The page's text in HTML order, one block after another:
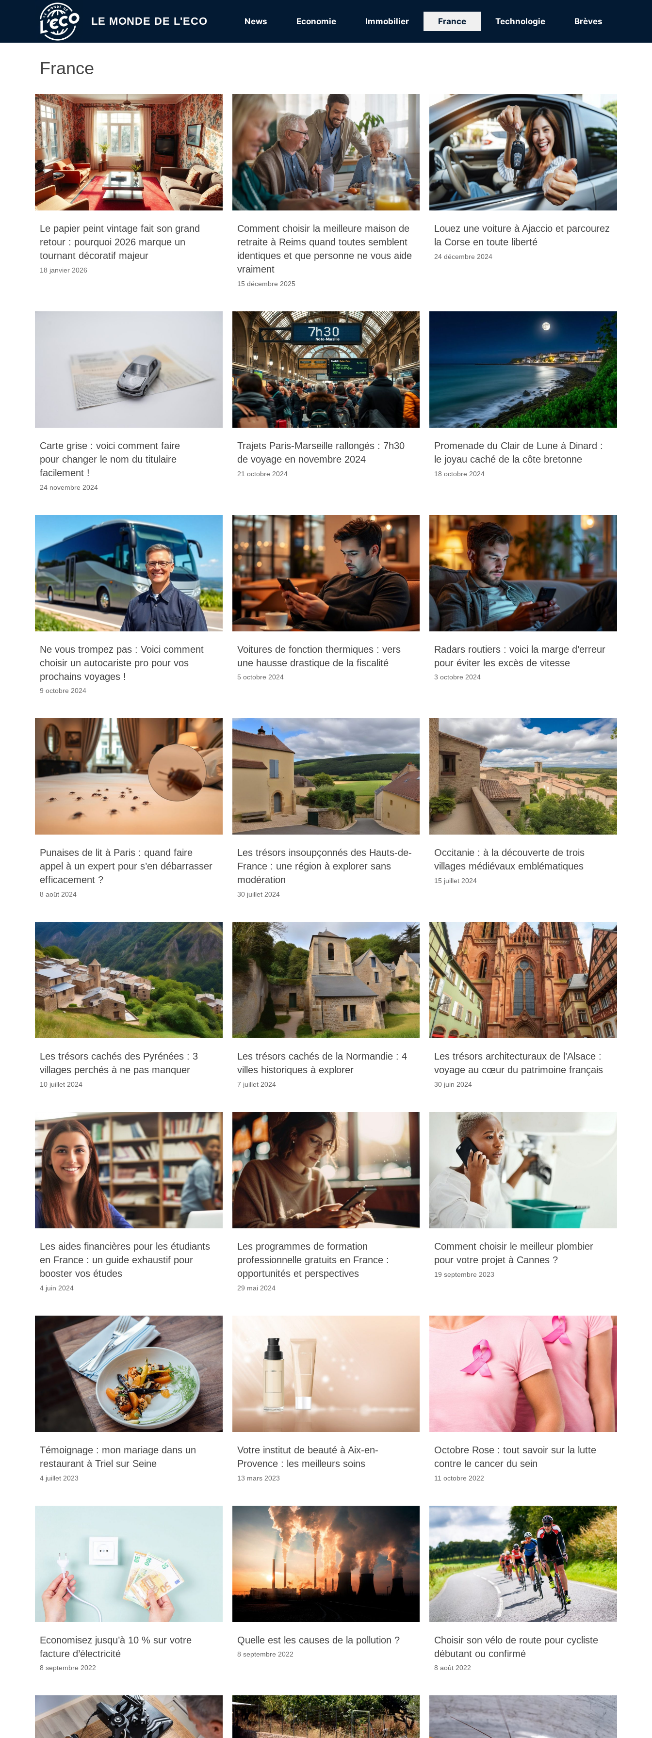
LE MONDE DE L'ECO News Economie Immobilier France Technologie Brèves
France
Le papier peint vintage fait son grand
retour : pourquoi 2026 marque un
tournant décoratif majeur
18 janvier 2026
Comment choisir la meilleure maison de
retraite à Reims quand toutes semblent
identiques et que personne ne vous aide
vraiment
15 décembre 2025
Louez une voiture à Ajaccio et parcourez
la Corse en toute liberté
24 décembre 2024
Carte grise : voici comment faire
pour changer le nom du titulaire
facilement !
24 novembre 2024
Trajets Paris-Marseille rallongés : 7h30
de voyage en novembre 2024
21 octobre 2024
Promenade du Clair de Lune à Dinard :
le joyau caché de la côte bretonne
18 octobre 2024
Ne vous trompez pas : Voici comment
choisir un autocariste pro pour vos
prochains voyages !
9 octobre 2024
Voitures de fonction thermiques : vers
une hausse drastique de la fiscalité
5 octobre 2024
Radars routiers : voici la marge d’erreur
pour éviter les excès de vitesse
3 octobre 2024
Punaises de lit à Paris : quand faire
appel à un expert pour s’en débarrasser
efficacement ?
8 août 2024
Les trésors insoupçonnés des Hauts-de-
France : une région à explorer sans
modération
30 juillet 2024
Occitanie : à la découverte de trois
villages médiévaux emblématiques
15 juillet 2024
Les trésors cachés des Pyrénées : 3
villages perchés à ne pas manquer
10 juillet 2024
Les trésors cachés de la Normandie : 4
villes historiques à explorer
7 juillet 2024
Les trésors architecturaux de l’Alsace :
voyage au cœur du patrimoine français
30 juin 2024
Les aides financières pour les étudiants
en France : un guide exhaustif pour
booster vos études
4 juin 2024
Les programmes de formation
professionnelle gratuits en France :
opportunités et perspectives
29 mai 2024
Comment choisir le meilleur plombier
pour votre projet à Cannes ?
19 septembre 2023
Témoignage : mon mariage dans un
restaurant à Triel sur Seine
4 juillet 2023
Votre institut de beauté à Aix-en-
Provence : les meilleurs soins
13 mars 2023
Octobre Rose : tout savoir sur la lutte
contre le cancer du sein
11 octobre 2022
Economisez jusqu’à 10 % sur votre
facture d’électricité
8 septembre 2022
Quelle est les causes de la pollution ?
8 septembre 2022
Choisir son vélo de route pour cycliste
débutant ou confirmé
8 août 2022